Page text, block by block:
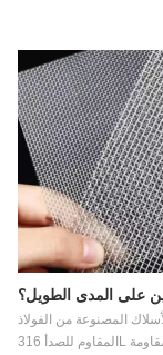
المصنوعة من الفولاذ
المقاوم للصدأ 316L التي ننتجها مقاومة